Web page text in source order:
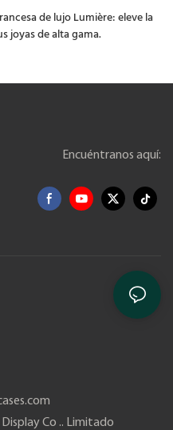
de lujo Lumière: eleve la
joyas de alta gama.
Encuéntranos aquí:
Co .. Limitado